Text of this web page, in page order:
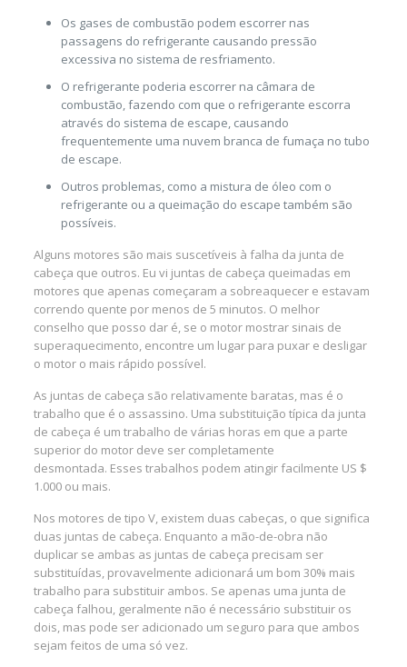
Os gases de combustão podem escorrer nas
passagens do refrigerante causando pressão
excessiva no sistema de resfriamento.
O refrigerante poderia escorrer na câmara de
combustão, fazendo com que o refrigerante escorra
através do sistema de escape, causando
frequentemente uma nuvem branca de fumaça no tubo
de escape.
Outros problemas, como a mistura de óleo com o
refrigerante ou a queimação do escape também são
possíveis.
Alguns motores são mais suscetíveis à falha da junta de
cabeça que outros. Eu vi juntas de cabeça queimadas em
motores que apenas começaram a sobreaquecer e estavam
correndo quente por menos de 5 minutos. O melhor
conselho que posso dar é, se o motor mostrar sinais de
superaquecimento, encontre um lugar para puxar e desligar
o motor o mais rápido possível.
As juntas de cabeça são relativamente baratas, mas é o
trabalho que é o assassino. Uma substituição típica da junta
de cabeça é um trabalho de várias horas em que a parte
superior do motor deve ser completamente
desmontada. Esses trabalhos podem atingir facilmente US $
1.000 ou mais.
Nos motores de tipo V, existem duas cabeças, o que significa
duas juntas de cabeça. Enquanto a mão-de-obra não
duplicar se ambas as juntas de cabeça precisam ser
substituídas, provavelmente adicionará um bom 30% mais
trabalho para substituir ambos. Se apenas uma junta de
cabeça falhou, geralmente não é necessário substituir os
dois, mas pode ser adicionado um seguro para que ambos
sejam feitos de uma só vez.